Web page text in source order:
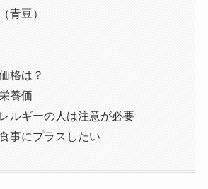
青豆）
格は？
養価
ルギーの人は注意が必要
事にプラスしたい